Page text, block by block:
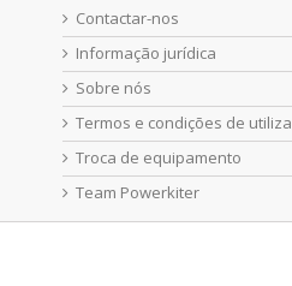
Contactar-nos
Informação jurídica
Sobre nós
Termos e condições de
Troca de equipamento
Team Powerkiter